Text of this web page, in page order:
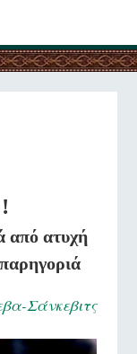
από ατυχή
Σάνκεβιτς